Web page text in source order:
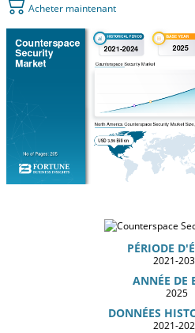
Acheter maintenant
PÉRIODE
2021-
ANNÉE DE
2025
DONNÉES
2021-